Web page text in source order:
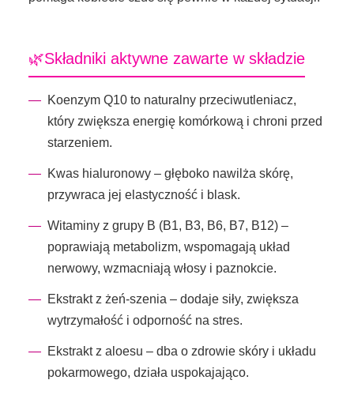
🌿Składniki aktywne zawarte w składzie
Koenzym Q10 to naturalny przeciwutleniacz,
który zwiększa energię komórkową i chroni przed
starzeniem.
Kwas hialuronowy – głęboko nawilża skórę,
przywraca jej elastyczność i blask.
Witaminy z grupy B (B1, B3, B6, B7, B12) –
poprawiają metabolizm, wspomagają układ
nerwowy, wzmacniają włosy i paznokcie.
Ekstrakt z żeń-szenia – dodaje siły, zwiększa
wytrzymałość i odporność na stres.
Ekstrakt z aloesu – dba o zdrowie skóry i układu
pokarmowego, działa uspokajająco.